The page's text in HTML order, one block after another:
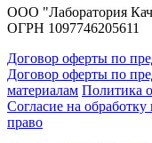
ООО "Лаборатория
ОГРН 1097746205611
Договор оферты по
Договор оферты по
материалам Политика
Согласие на
право